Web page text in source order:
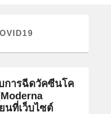
การฉีดวัคซีนโค
นที่เว็บไซต์